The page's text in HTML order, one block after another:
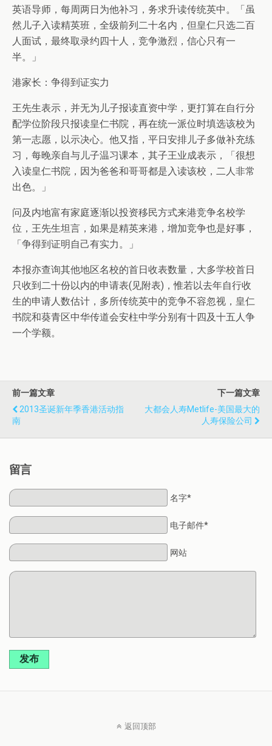
英语导师，每周两日为他补习，务求升读传统英中。「虽
然儿子入读精英班，全级前列二十名内，但皇仁只选二百
人面试，最终取录约四十人，竞争激烈，信心只有一
半。」
港家长：争得到证实力
王先生表示，并无为儿子报读直资中学，更打算在自行分
配学位阶段只报读皇仁书院，再在统一派位时填选该校为
第一志愿，以示决心。他又指，平日安排儿子多做补充练
习，每晚亲自与儿子温习课本，其子王业成表示，「很想
入读皇仁书院，因为爸爸和哥哥都是入读该校，二人非常
出色。」
问及内地富有家庭逐渐以投资移民方式来港竞争名校学
位，王先生坦言，如果是精英来港，增加竞争也是好事，
「争得到证明自己有实力。」
本报亦查询其他地区名校的首日收表数量，大多学校首日
只收到二十份以内的申请表(见附表)，惟若以去年自行收
生的申请人数估计，多所传统英中的竞争不容忽视，皇仁
书院和葵青区中华传道会安柱中学分别有十四及十五人争
一个学额。
前一篇文章
2013圣诞新年季香港活动指
南
下一篇文章
大都会人寿Metlife-美国最大的
人寿保险公司
留言
名字*
电子邮件*
网站
发布
返回顶部